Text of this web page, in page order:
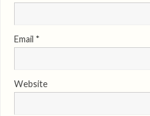
Email *
Website